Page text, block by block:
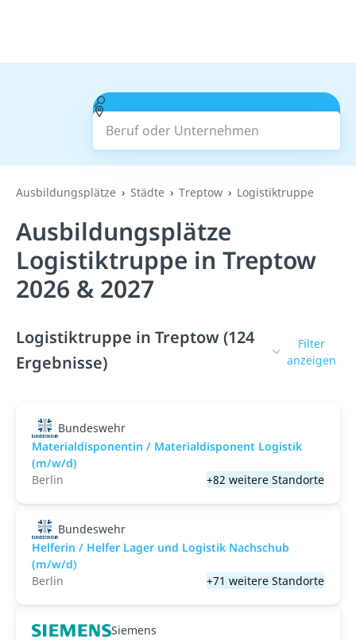
Beruf oder Unternehmen
Suchen
Ausbildungsplätze Städte Treptow Logistiktruppe
Ausbildungsplätze
Logistiktruppe in Treptow
2026 & 2027
Logistiktruppe in Treptow (124
Ergebnisse)
Filter
anzeigen
Bundeswehr
Materialdisponentin / Materialdisponent Logistik
(m/w/d)
Berlin
+82 weitere Standorte
Bundeswehr
Helferin / Helfer Lager und Logistik Nachschub
(m/w/d)
Berlin
+71 weitere Standorte
Siemens